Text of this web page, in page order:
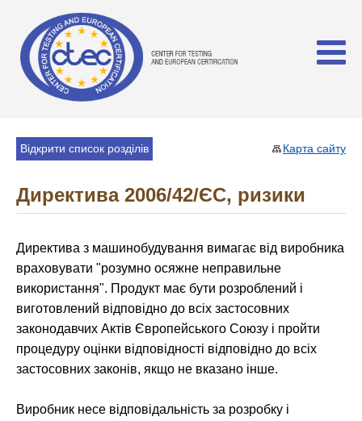
Карта сайту
Відкрити список розділів
Директива 2006/42/ЄС, ризики
Директива з машинобудування вимагає від виробника
враховувати "розумно осяжне неправильне
використання". Продукт має бути розроблений і
виготовлений відповідно до всіх застосовних
законодавчих Актів Європейського Союзу і пройти
процедуру оцінки відповідності відповідно до всіх
застосовних законів, якщо не вказано інше.
Виробник несе відповідальність за розробку і